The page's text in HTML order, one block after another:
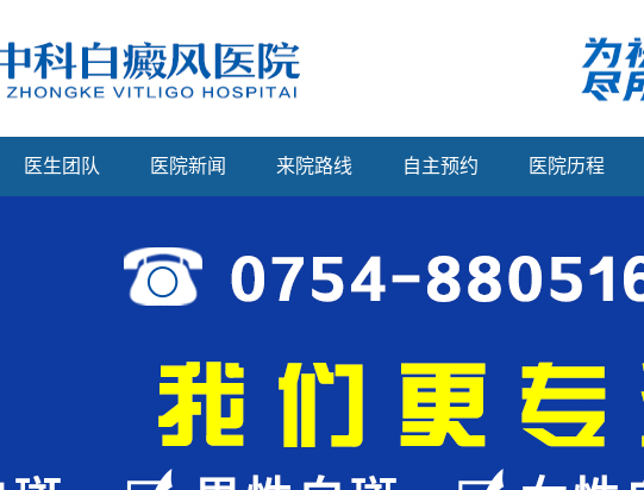
医生团队 医院新闻 来院路线 自主预约 医院历程